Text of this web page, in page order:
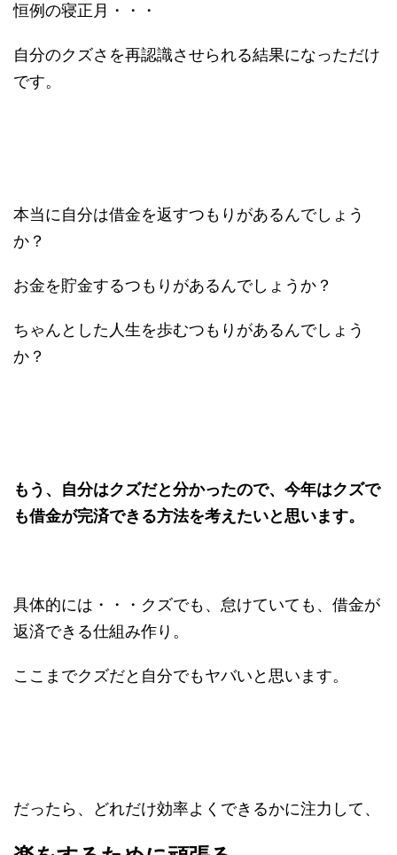
恒例の寝正月・・・
自分のクズさを再認識させられる結果になっただけ
です。
本当に自分は借金を返すつもりがあるんでしょう
か？
お金を貯金するつもりがあるんでしょうか？
ちゃんとした人生を歩むつもりがあるんでしょう
か？
もう、自分はクズだと分かったので、今年はクズで
も借金が完済できる方法を考えたいと思います。
具体的には・・・クズでも、怠けていても、借金が
返済できる仕組み作り。
ここまでクズだと自分でもヤバいと思います。
だったら、どれだけ効率よくできるかに注力して、